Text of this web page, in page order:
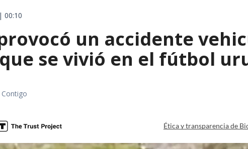
00:10
un accidente
se vivió en el fútbol
Ética y transparencia de